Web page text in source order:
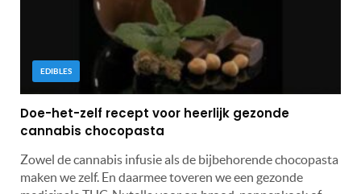
EDIBLES
Doe-het-zelf recept voor heerlijk gezonde
cannabis chocopasta
Zowel de cannabis infusie als de bijbehorende chocopasta
maken we zelf. En daarmee toveren we een gezonde